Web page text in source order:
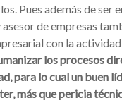
Pues además de ser
de empresas
con la
los procesos
para lo cual un buen
más que pericia